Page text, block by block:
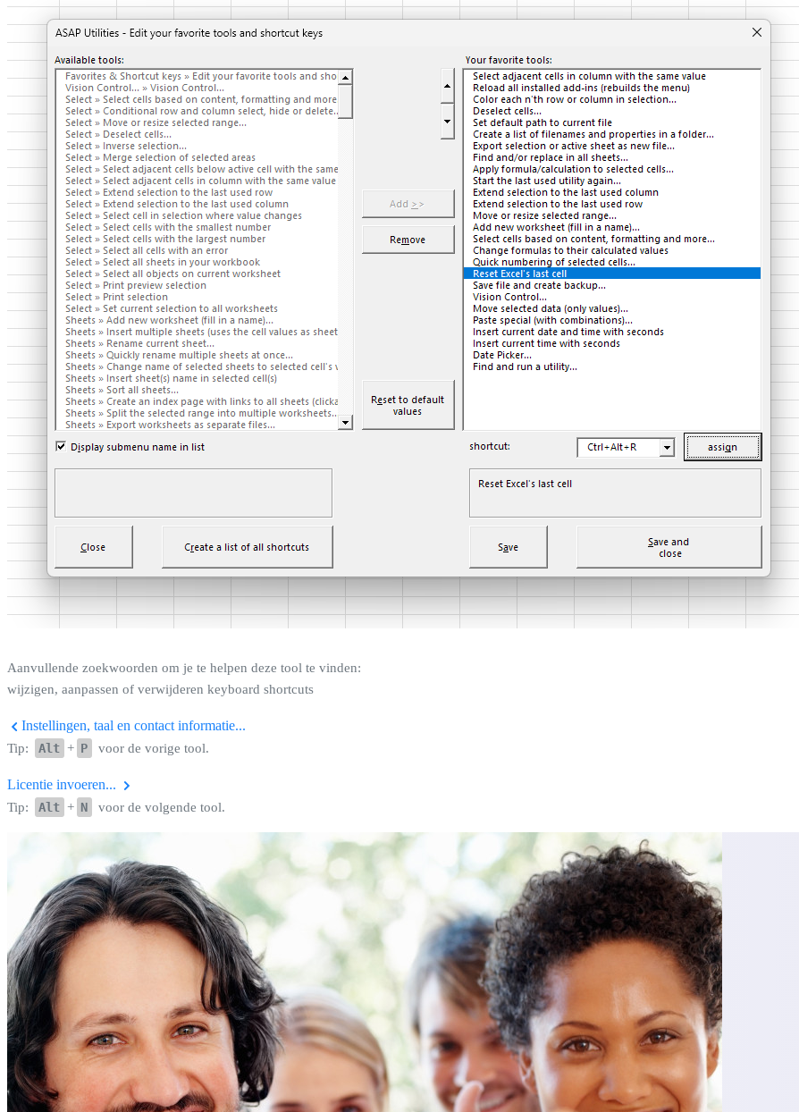
Aanvullende zoekwoorden om je te helpen deze tool te vinden:
wijzigen, aanpassen of verwijderen keyboard shortcuts
Instellingen, taal en contact informatie...
Tip: Alt + P voor de vorige tool.
Licentie invoeren...
Tip: Alt + N voor de volgende tool.